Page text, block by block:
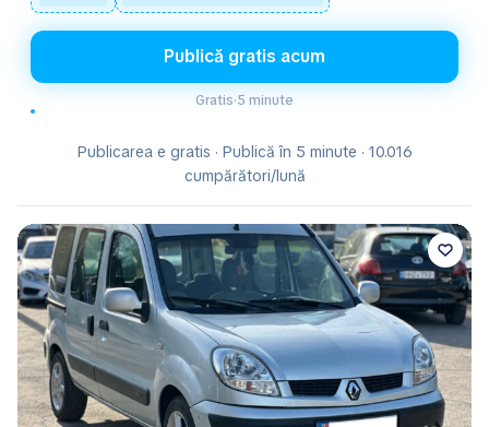
Publică gratis acum
Gratis·5 minute
Publicarea e gratis · Publică în 5 minute · 10.016
cumpărători/lună